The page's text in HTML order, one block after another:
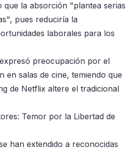
que la absorción "plantea serias
pues reduciría la
laborales para los
preocupación por el
en salas de cine, temiendo que
de Netflix altere el tradicional
Temor por la Libertad de
han extendido a reconocidas